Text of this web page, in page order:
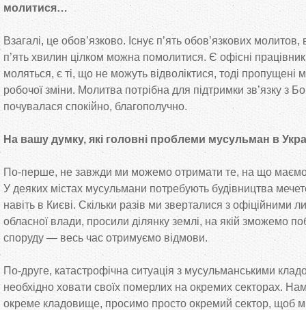
молитися…
Взагалі, це обов’язково. Існує п’ять обов’язкових молитов,
п’ять хвилин цілком можна помолитися. Є офісні
моляться, є ті, що не можуть відволіктися, тоді пропущені
робочої зміни. Молитва потрібна для підтримки зв’язку з
почувалася спокійно, благополучно.
На вашу думку, які головні проблеми мусульман в
По-перше, не завжди ми можемо отримати те, на що маємо
У деяких містах мусульмани потребують будівництва
навіть в Києві. Скільки разів ми зверталися з офіційними
обласної влади, просили ділянку землі, на якій зможемо
споруду — весь час отримуємо відмови.
По-друге, катастрофічна ситуація з мусульманськими
необхідно ховати своїх померлих на окремих секторах.
окреме кладовище, просимо просто окремий сектор, щоб